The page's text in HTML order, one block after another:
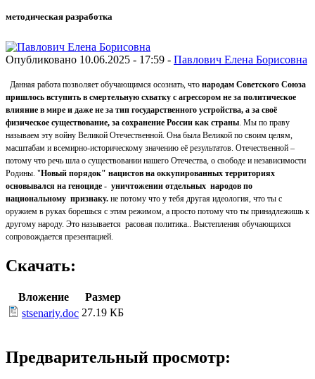
методическая разработка
Опубликовано 10.06.2025 - 17:59 - Павлович Елена Борисовна
Данная работа позволяет обучающимся осознать, что народам Советского Союза
пришлось вступить в смертельную схватку с агрессором не за политическое
влияние в мире и даже не за тип государственного устройства, а за своё
физическое существование, за сохранение России как страны . Мы по праву
называем эту войну Великой Отечественной. Она была Великой по своим целям,
масштабам и всемирно-историческому значению её результатов. Отечественной –
потому что речь шла о существовании нашего Отечества, о свободе и независимости
Родины. "Новый порядок" нацистов на оккупированных территориях
основывался на геноциде - уничтожении отдельных народов по
национальному признаку. не потому что у тебя другая идеология, что ты с
оружием в руках борешься с этим режимом, а просто потому что ты принадлежишь к
другому народу. Это называется расовая политика.. Выстепления обучающихся
сопровождается презентацией.
Скачать:
Вложение
Размер
stsenariy.doc 27.19 КБ
Предварительный просмотр: